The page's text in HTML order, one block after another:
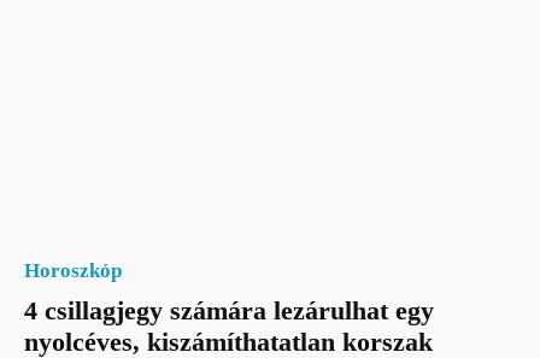
Horoszkóp
4 csillagjegy számára lezárulhat egy
nyolcéves, kiszámíthatatlan korszak